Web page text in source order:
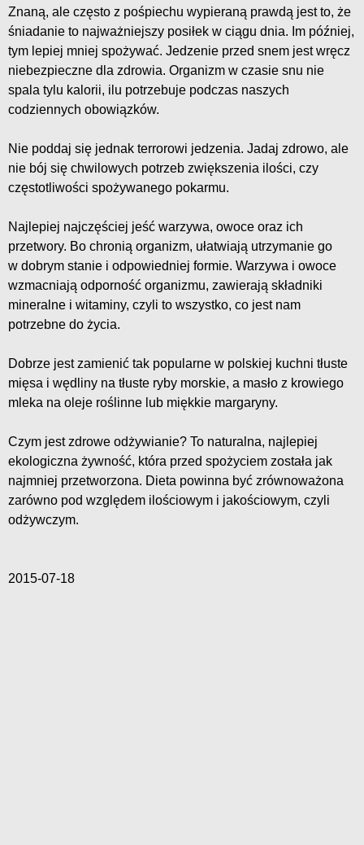
Znaną, ale często z pośpiechu wypieraną prawdą jest to, że
śniadanie to najważniejszy posiłek w ciągu dnia. Im później,
tym lepiej mniej spożywać. Jedzenie przed snem jest wręcz
niebezpieczne dla zdrowia. Organizm w czasie snu nie
spala tylu kalorii, ilu potrzebuje podczas naszych
codziennych obowiązków.
Nie poddaj się jednak terrorowi jedzenia. Jadaj zdrowo, ale
nie bój się chwilowych potrzeb zwiększenia ilości, czy
częstotliwości spożywanego pokarmu.
Najlepiej najczęściej jeść warzywa, owoce oraz ich
przetwory. Bo chronią organizm, ułatwiają utrzymanie go
w dobrym stanie i odpowiedniej formie. Warzywa i owoce
wzmacniają odporność organizmu, zawierają składniki
mineralne i witaminy, czyli to wszystko, co jest nam
potrzebne do życia.
Dobrze jest zamienić tak popularne w polskiej kuchni tłuste
mięsa i wędliny na tłuste ryby morskie, a masło z krowiego
mleka na oleje roślinne lub miękkie margaryny.
Czym jest zdrowe odżywianie? To naturalna, najlepiej
ekologiczna żywność, która przed spożyciem została jak
najmniej przetworzona. Dieta powinna być zrównoważona
zarówno pod względem ilościowym i jakościowym, czyli
odżywczym.
2015-07-18